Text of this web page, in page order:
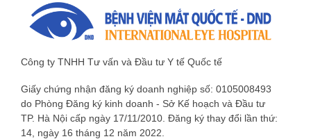
Công ty TNHH Tư vấn và Đầu tư Y tế Quốc tế
Giấy chứng nhận đăng ký doanh nghiệp số: 0105008493
do Phòng Đăng ký kinh doanh - Sở Kế hoạch và Đầu tư
TP. Hà Nội cấp ngày 17/11/2010. Đăng ký thay đổi lần thứ:
14, ngày 16 tháng 12 năm 2022.